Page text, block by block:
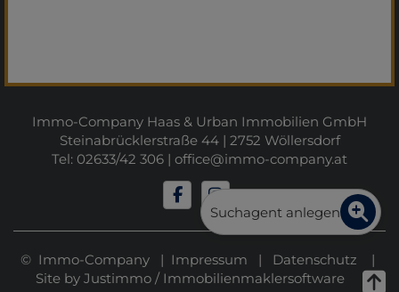
Immo-Company Haas & Urban Immobilien GmbH
Steinabrücklerstraße 44 | 2752 Wöllersdorf
Tel: 02633/42 306 | office@immo-company.at
© Immo-Company | Impressum | Datenschutz |
Site by Justimmo/ Immobilienmaklersoftware
Suchagent anlegen